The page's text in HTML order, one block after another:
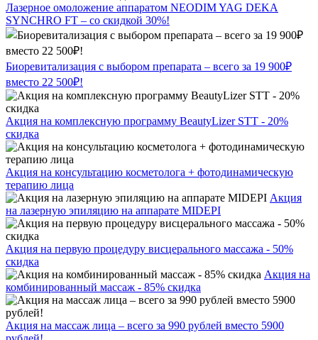
Лазерное омоложение аппаратом NEODIM YAG DEKA
SYNCHRO FT – со скидкой 30%!
Биоревитализация с выбором препарата – всего за 19 900₽
вместо 22 500₽!
Акция на комплексную программу BeautyLizer STT - 20%
скидка
Акция на консультацию косметолога + фотодинамическую
терапию лица
Акция
на лазерную эпиляцию на аппарате MIDEPI
Акция на первую процедуру висцерального массажа - 50%
скидка
Акция на
комбинированный массаж - 85% скидка
Акция на массаж лица – всего за 990 рублей вместо 5900